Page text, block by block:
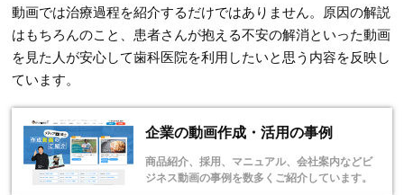
動画では治療過程を紹介するだけではありません。原因の解説
はもちろんのこと、患者さんが抱える不安の解消といった動画
を見た人が安心して歯科医院を利用したいと思う内容を反映し
ています。
企業の動画作成・活用の事例
商品紹介、採用、マニュアル、会社案内などビ
ジネス動画の事例を数多くご紹介しています。